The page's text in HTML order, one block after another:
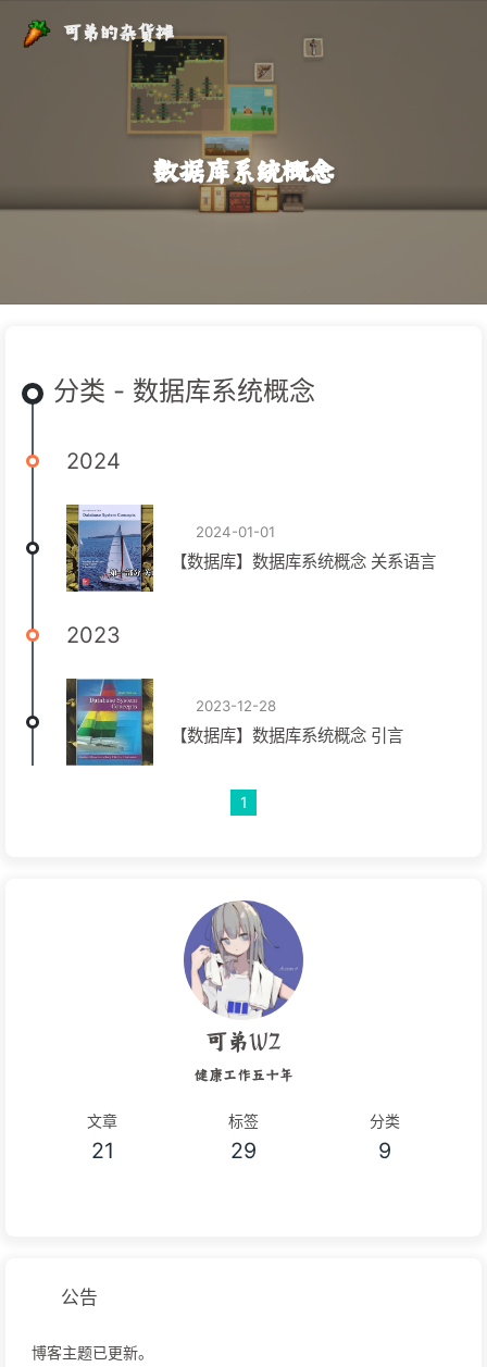
可弟的杂货摊
数据库系统概念
分类 - 数据库系统概念
2024
2024-01-01
【数据库】数据库系统概念 关系语言
2023
2023-12-28
【数据库】数据库系统概念 引言
1
可弟WZ
健康工作五十年
文章
21
标签
29
分类
9
公告
博客主题已更新。